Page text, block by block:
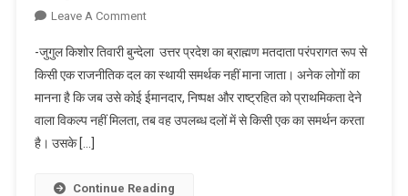
Leave A CommentOn
प्रदेश
का
ब्राह्मण
मतदाता
राजनीतिक
-जुगुल किशोर तिवारी बुन्देला उत्तर प्रदेश का ब्राह्मण मतदाता परंपरागत रूप से
किसी एक राजनीतिक दल का स्थायी समर्थक नहीं माना जाता। अनेक लोगों का
मानना है कि जब उसे कोई ईमानदार, निष्पक्ष और राष्ट्रहित को प्राथमिकता देने
वाला विकल्प नहीं मिलता, तब वह उपलब्ध दलों में से किसी एक का समर्थन करता
है। उसके […]
Continue Reading